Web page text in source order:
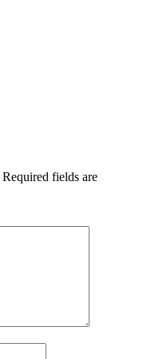
Required fields are